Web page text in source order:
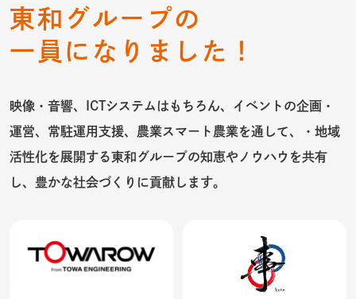
東和グループの
一員になりました！
映像・音響、ICTシステムはもちろん、イベントの企画・
運営、常駐運用支援、農業スマート農業を通して、・地域
活性化を展開する東和グループの知恵やノウハウを共有
し、豊かな社会づくりに貢献します。